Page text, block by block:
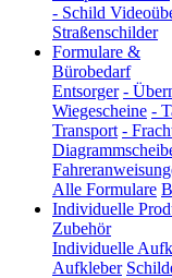
- Schild
Straßenschilder
Formulare &
Bürobedarf
Entsorger -
Wiegescheine -
Transport -
Alle Formulare
Individuelle
Zubehör
Individuelle
Aufkleber